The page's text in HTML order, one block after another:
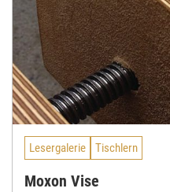
Lesergalerie Tischlern
Moxon Vise